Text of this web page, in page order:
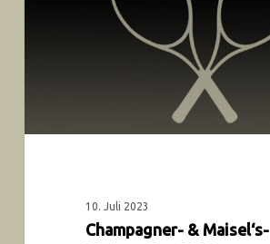
10. Juli 2023
Champagner- & Maisel‘s-